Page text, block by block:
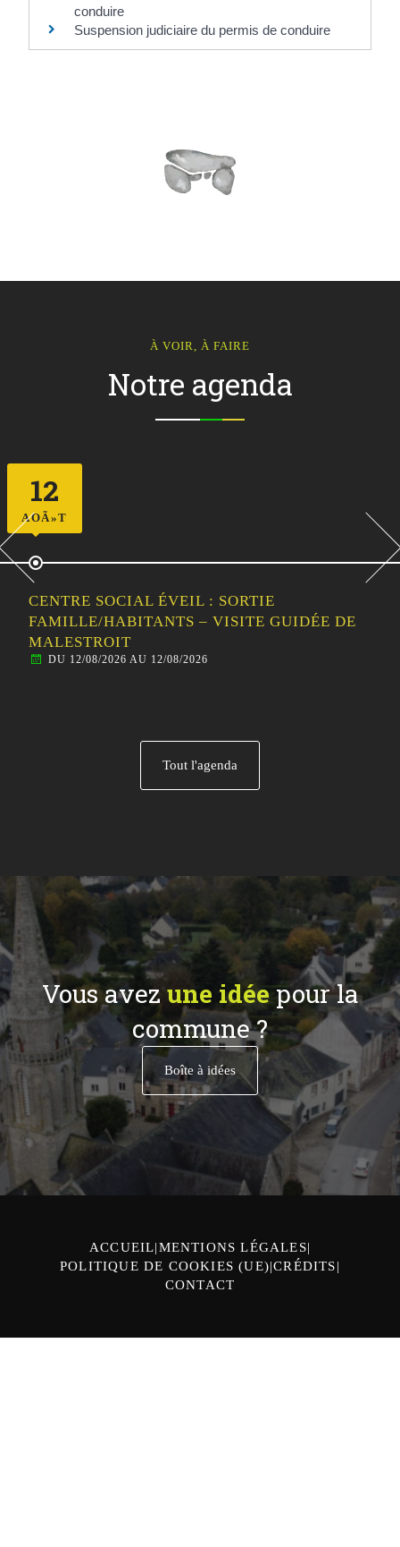
conduire
Suspension judiciaire du permis de conduire
À VOIR, À FAIRE
Notre agenda
12
AOÃ»T
CENTRE SOCIAL ÉVEIL : SORTIE
FAMILLE/HABITANTS – VISITE GUIDÉE DE
MALESTROIT
DU 12/08/2026 AU 12/08/2026
Tout l'agenda
Vous avezune idéepour la
commune ?
Boîte à idées
ACCUEIL MENTIONS LÉGALES
POLITIQUE DE COOKIES (UE) CRÉDITS
CONTACT